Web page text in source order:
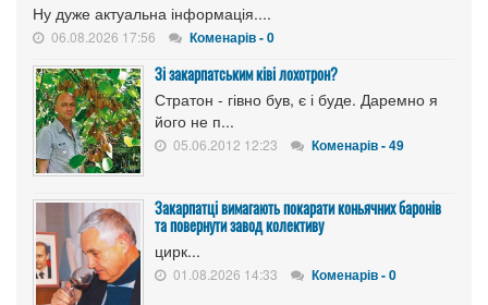
Ну дуже актуальна інформація....
06.08.2026 17:56 Коменарів - 0
Зі закарпатським ківі лохотрон?
Стратон - гівно був, є і буде. Даремно я
його не п...
05.06.2012 12:23 Коменарів - 49
Закарпатці вимагають покарати коньячних баронів
та повернути завод колективу
цирк...
01.08.2026 14:33 Коменарів - 0